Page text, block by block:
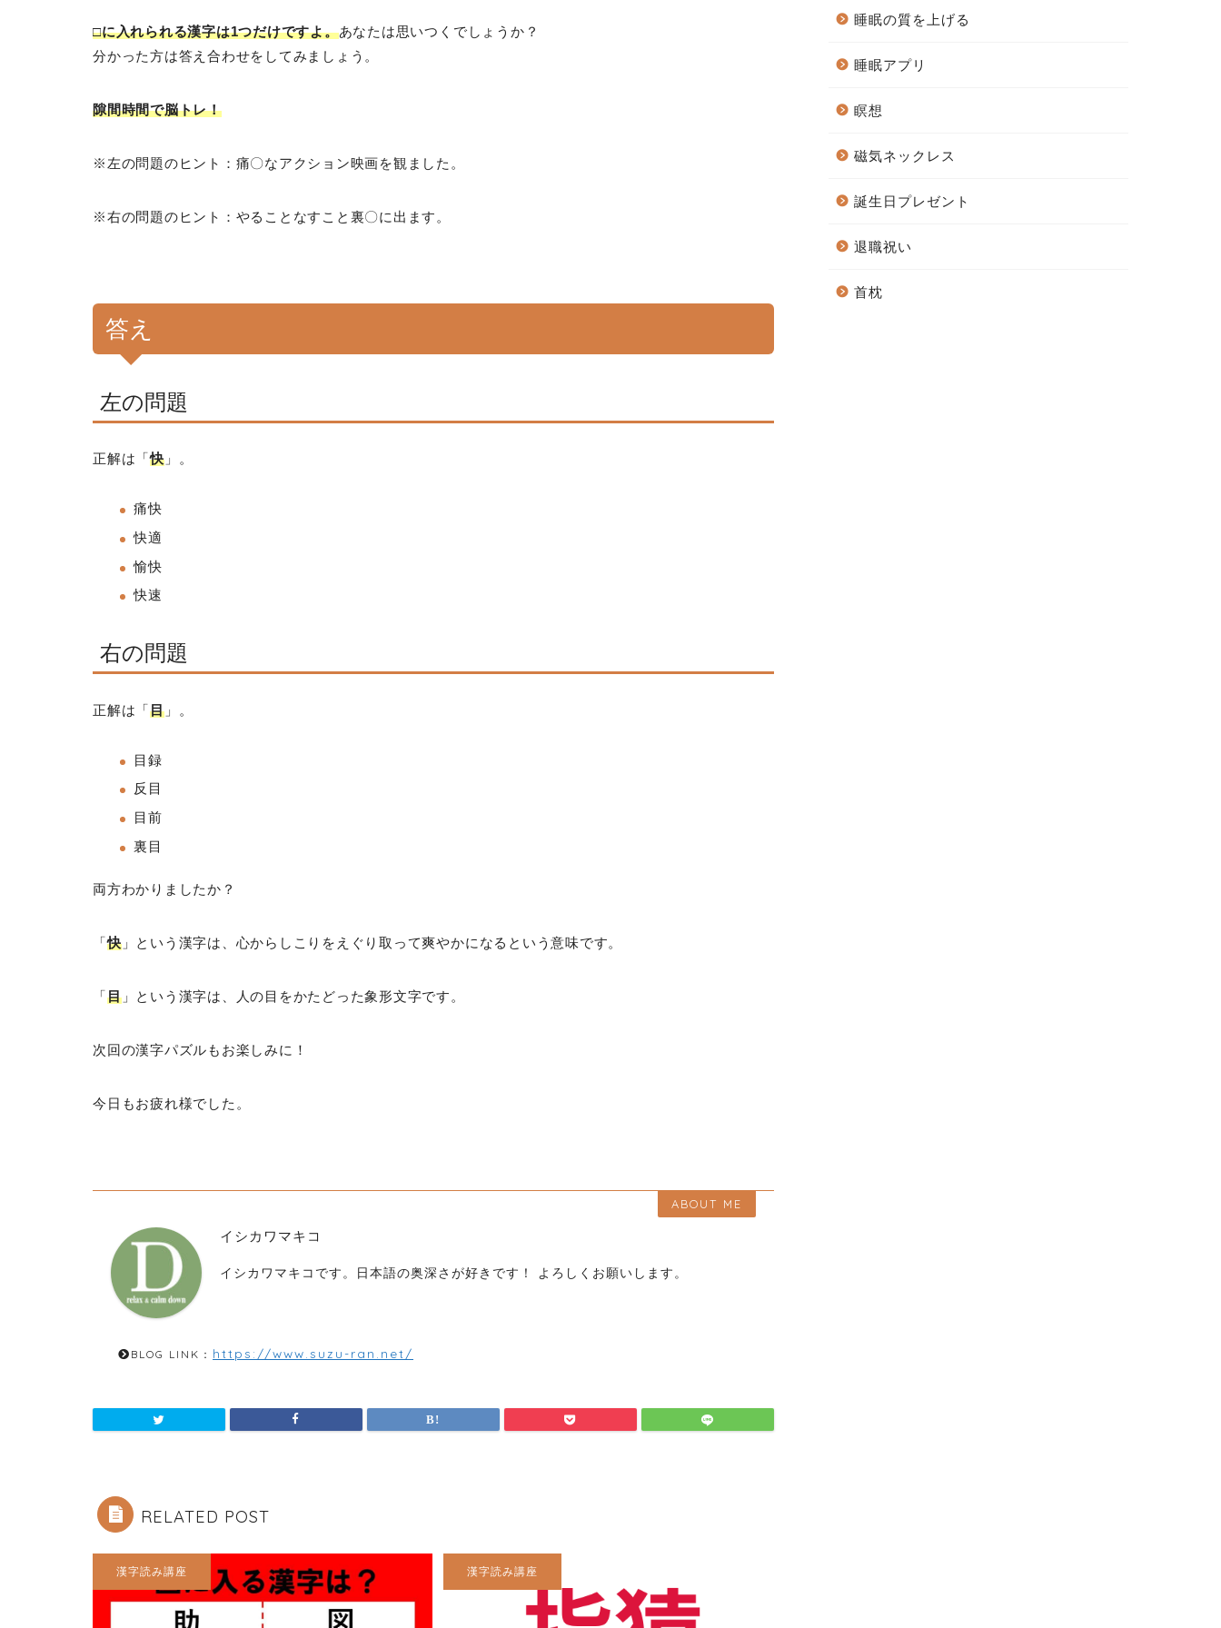
□に入れられる漢字は1つだけですよ。あなたは思いつくでしょうか？
分かった方は答え合わせをしてみましょう。
隙間時間で脳トレ！
※ 左の問題のヒント：痛〇なアクション映画を観ました。
※右の問題のヒント： やることなすこと裏〇に出ます。
答え
左の問題
正解は「快」。
痛快
快適
愉快
快速
右の問題
正解は「目」。
目録
反目
目前
裏目
両方わかりましたか？
「快」という漢字は、心からしこりをえぐり取って爽やかになるという意味です。
「目」という漢字は、人の目をかたどった象形文字です。
次回の漢字パズルもお楽しみに！
今日もお疲れ様でした。
ABOUT ME
イシカワマキコ
イシカワマキコです。日本語の奥深さが好きです！ よろしくお願いします。
BLOG LINK： https://www.suzu-ran.net/
RELATED POST
漢字読み講座 漢字読み講座
睡眠の質を上げる
睡眠アプリ
瞑想
磁気ネックレス
誕生日プレゼント
退職祝い
首枕